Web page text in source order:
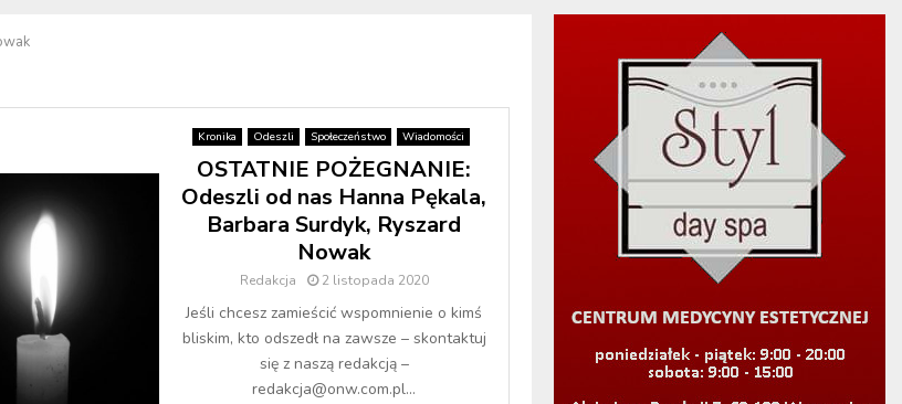
Kronika Odeszli Społeczeństwo Wiadomości
OSTATNIE POŻEGNANIE:
Odeszli od nas Hanna Pękala,
Barbara Surdyk, Ryszard
Nowak
Redakcja 2 listopada 2020
Jeśli chcesz zamieścić wspomnienie o kimś
bliskim, kto odszedł na zawsze – skontaktuj
się z naszą redakcją –
redakcja@onw.com.pl...